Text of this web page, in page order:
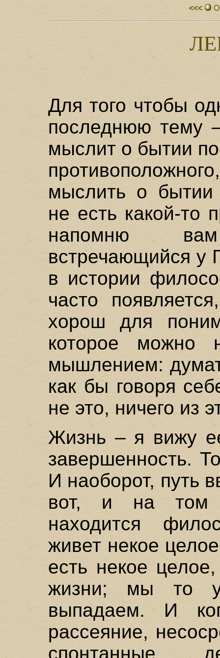
<<<
Для того чтобы
последнюю тему
мыслит о бытии
мыслить о бытии
не есть какой-то
напомню
встречающийся у
в истории
часто
хорош для
которое можно
мышлением:
как бы говоря
не это, ничего из
Жизнь – я вижу
завершенность.
И наоборот, путь
вот, и на том
находится
живет некое
есть некое
жизни; мы то
выпадаем. И
рассеяние,
спонтанные